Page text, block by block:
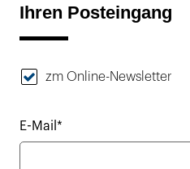
Ihren Posteingang
zm Online-Newsletter
E-Mail*